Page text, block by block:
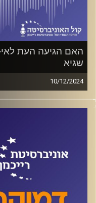
האם הגיעה העת
שגיא
10/12/2024
פודקאסט המכון לחירות
הקוד האתי "רוח צה"ל".
עם פרופ' אבי שגיא.
המכון